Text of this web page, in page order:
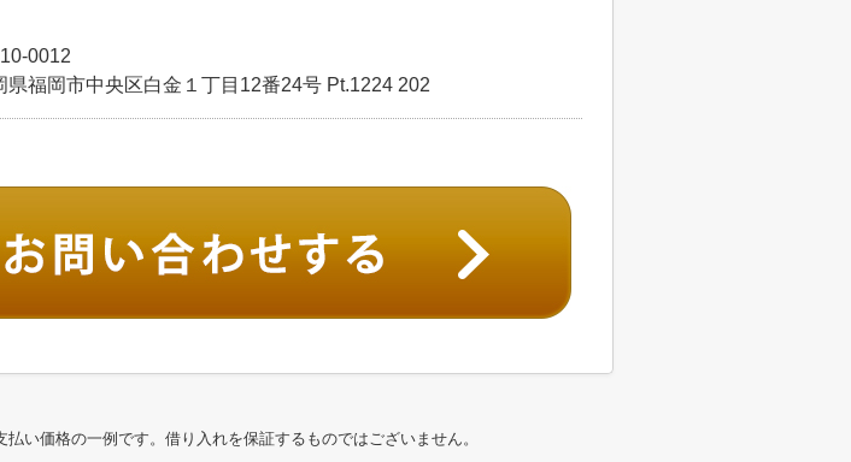
0012
県福岡市中央区白金１丁目12番24号 Pt.1224 202
い価格の一例です。借り入れを保証するものではございません。